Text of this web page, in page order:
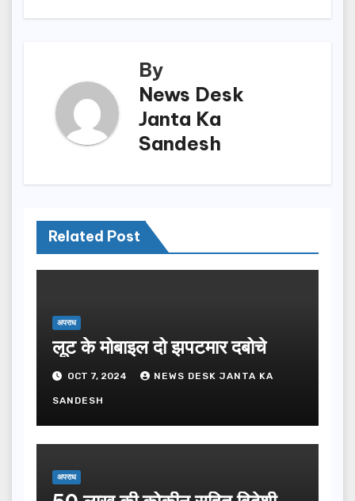
By
News Desk
Janta Ka
Sandesh
Related Post
अपराध
लूट के मोबाइल दो झपटमार दबोचे
OCT 7, 2024 NEWS DESK JANTA KA
SANDESH
अपराध